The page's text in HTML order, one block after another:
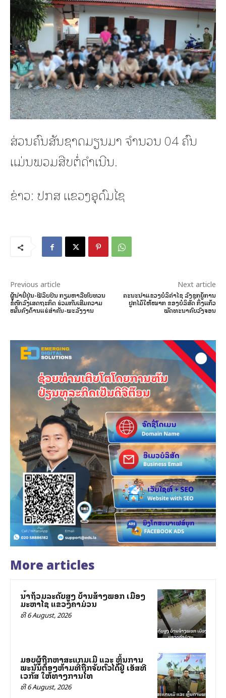
ສ່ວນຄົນສັນຊາດມຽນມາ ຈຳນວນ 04 ຄົນ
ແມ່ນພວມສືບຕໍ່ດຳເນີນ.
ຂ່າວ: ປກສ ແຂວງອຸດົມໄຊ
Previous article
ຜູ້ນຳຍີ່ປຸ່ນ-ຟີລິບປິນ ກຽມຫາລືທົບທວນ
ຂໍ້ຕົກລົງເສດຖະກິດ ຮ່ວມກັນເສີມຄວາມ
ໝັ້ນຄົງດ້ານແຮ່ສຳຄັນ-ພະລັງງານ
Next article
ຄະນະນຳແຂວງບໍລິຄຳໄຊ ລົງຊຸກຍູ້ການ
ປູກໄມ້ໃຫ້ໝາກ ຂອງບໍລິສັດ ກິ່ງແກ້ວ
ພັດທະນາຄົບວົງຈອນ
More articles
ນ້ຳຖ້ວມລະດັບສູງ ບ້ານສ້າງພອກ ເມືອງ
ມະຫາໄຊ ແຂວງຄຳມ່ວນ
ທີ 6 August, 2026
ມອບຜູ້ຖືກຫາສະແກມເມີ ແລະ ຫຼິ້ນການ
ພະນັນຕ້ອງຫ້າມທີ່ຖືກຈັບຕົວໄດ້ຢູ່ ເອັສທີ
ເວກັສ ໃຫ້ທາງການໄທ
ທີ 6 August, 2026